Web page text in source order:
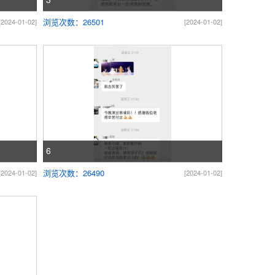
01-02] 浏览次数：26501 [2024-01-02]
01-02]
6
浏览次数：26490 [2024-01-02]